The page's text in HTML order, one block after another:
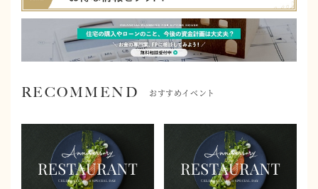
RECOMMEND おすすめイベント